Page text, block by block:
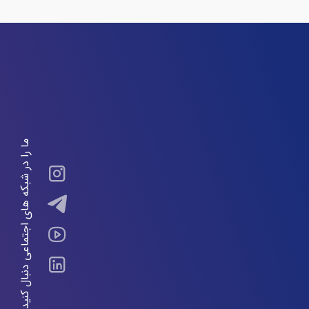
ما را در شبکه های اجتماعی دنبال کنید